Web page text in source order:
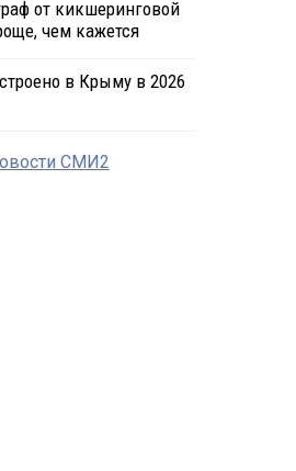
от кикшеринговой
чем кажется
в Крыму в 2026
СМИ2